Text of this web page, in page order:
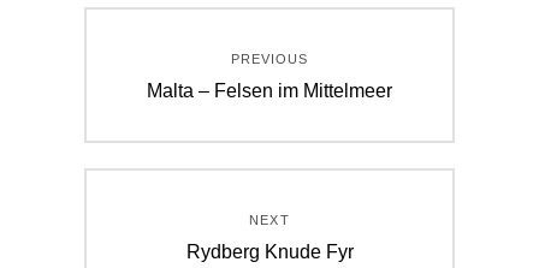
PREVIOUS
Previous
Malta – Felsen im Mittelmeer
NEXT
Next
Rydberg Knude Fyr